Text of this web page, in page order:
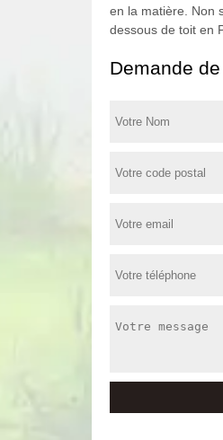
en la matière. Non
dessous de toit en
Demande